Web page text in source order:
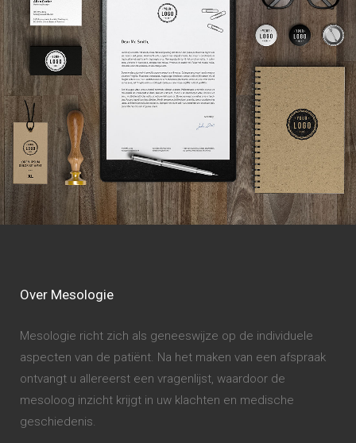
Over Mesologie
Mesologie richt zich als geneeswijze op de individuele
aspecten van de patiënt. Na het maken van een afspraak
ontvangt u allereerst een vragenlijst, waardoor de
mesoloog inzicht krijgt in uw klachten en medische
geschiedenis.